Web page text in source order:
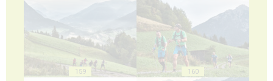
159 160